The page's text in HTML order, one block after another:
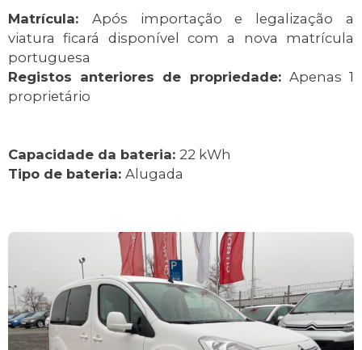
Matrícula: Após importação e legalização a
viatura ficará disponível com a nova matrícula
portuguesa
Registos anteriores de propriedade: Apenas 1
proprietário
Capacidade da bateria: 22 kWh
Tipo de bateria: Alugada